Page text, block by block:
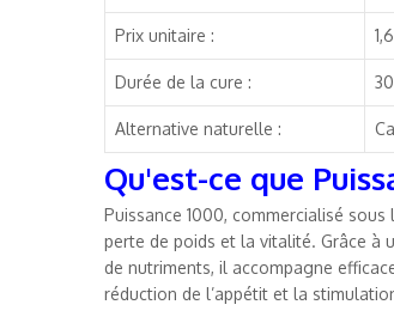
Prix unitaire :
Durée de la cure :
Alternative naturelle :
Qu'est-ce que
Puissance 1000, commercialisé
perte de poids et la vitalité. Grâce à
de nutriments, il accompagne
réduction de l’appétit et la